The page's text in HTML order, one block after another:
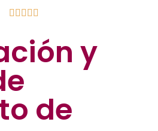
    
y
de